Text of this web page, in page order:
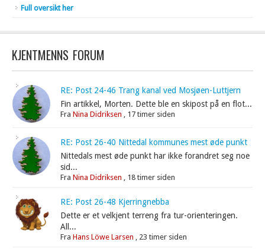
Full oversikt her
KJENTMENNS FORUM
RE: Post 24-46 Trang kanal ved Mosjøen-Luttjern
Fin artikkel, Morten. Dette ble en skipost på en flot...
FraNina Didriksen , 17 timer siden
RE: Post 26-40 Nittedal kommunes mest øde punkt
Nittedals mest øde punkt har ikke forandret seg noe
sid...
FraNina Didriksen , 18 timer siden
RE: Post 26-48 Kjerringnebba
Dette er et velkjent terreng fra tur-orienteringen.
All...
FraHans Löwe Larsen , 23 timer siden